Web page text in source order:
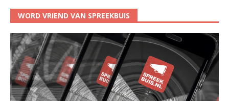
WORD VRIEND VAN SPREEKBUIS